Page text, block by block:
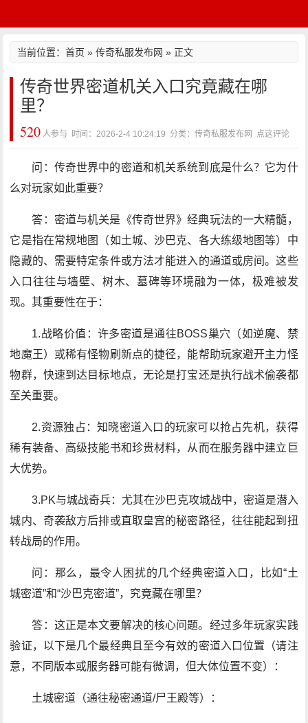
当前位置：首页 »传奇私服发布网 » 正文
传奇世界密道机关入口究竟藏在哪
里？
520 人参与 时间：2026-2-4 10:24:19 分类：传奇私服发布网 点这评论
问：传奇世界中的密道和机关系统到底是什么？它为什
么对玩家如此重要？
答：密道与机关是《传奇世界》经典玩法的一大精髓，
它是指在常规地图（如土城、沙巴克、各大练级地图等）中
隐藏的、需要特定条件或方法才能进入的通道或房间。这些
入口往往与墙壁、树木、墓碑等环境融为一体，极难被发
现。其重要性在于：
1.战略价值：许多密道是通往BOSS巢穴（如逆魔、禁
地魔王）或稀有怪物刷新点的捷径，能帮助玩家避开主力怪
物群，快速到达目标地点，无论是打宝还是执行战术偷袭都
至关重要。
2.资源独占：知晓密道入口的玩家可以抢占先机，获得
稀有装备、高级技能书和珍贵材料，从而在服务器中建立巨
大优势。
3.PK与城战奇兵：尤其在沙巴克攻城战中，密道是潜入
城内、奇袭敌方后排或直取皇宫的秘密路径，往往能起到扭
转战局的作用。
问：那么，最令人困扰的几个经典密道入口，比如“土
城密道”和“沙巴克密道”，究竟藏在哪里？
答：这正是本文要解决的核心问题。经过多年玩家实践
验证，以下是几个最经典且至今有效的密道入口位置（请注
意，不同版本或服务器可能有微调，但大体位置不变）：
土城密道（通往秘密通道/尸王殿等）：